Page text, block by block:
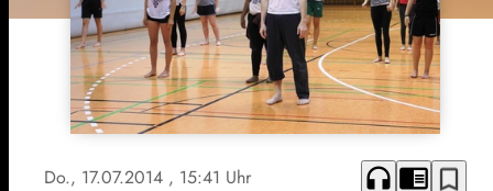
Do., 17.07.2014 , 15:41 Uhr headphones chrome_reader_mode bookmark_border